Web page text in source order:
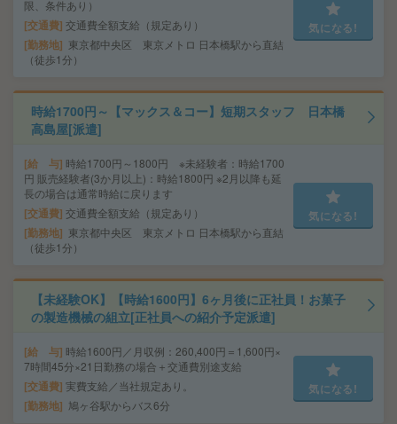
限、条件あり）
交通費 交通費全額支給（規定あり）
勤務地
東京都中央区 東京メトロ 日本橋駅から直結
（徒歩1分）
気になる!
時給1700円～【マックス＆コー】短期スタッフ 日本橋
高島屋[派遣]
給 与 時給1700円～1800円 ※未経験者：時給1700
円 販売経験者(3か月以上)：時給1800円 ※2月以降も延
長の場合は通常時給に戻ります
交通費 交通費全額支給（規定あり）
勤務地
東京都中央区 東京メトロ 日本橋駅から直結
（徒歩1分）
気になる!
【未経験OK】【時給1600円】6ヶ月後に正社員！お菓子
の製造機械の組立[正社員への紹介予定派遣]
給 与 時給1600円／月収例：260,400円＝1,600円×
7時間45分×21日勤務の場合＋交通費別途支給
交通費 実費支給／当社規定あり。
勤務地 鳩ヶ谷駅からバス6分
気になる!